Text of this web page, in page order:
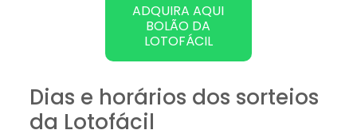
ADQUIRA AQUI
BOLÃO DA
LOTOFÁCIL
Dias e horários dos sorteios
da Lotofácil